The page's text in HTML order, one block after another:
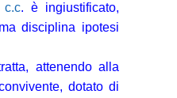
c.c. è ingiustificato,
disciplina ipotesi
attenendo alla
dotato di